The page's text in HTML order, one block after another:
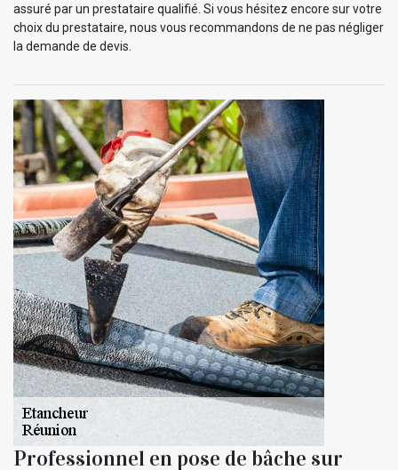
assuré par un prestataire qualifié. Si vous hésitez encore sur votre
choix du prestataire, nous vous recommandons de ne pas négliger
la demande de devis.
Professionnel en pose de bâche sur